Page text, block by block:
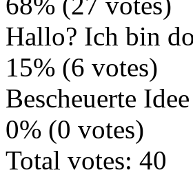
Hallo? Ich bin
15% (6 votes)
Bescheuerte Idee
0% (0 votes)
Total votes: 40